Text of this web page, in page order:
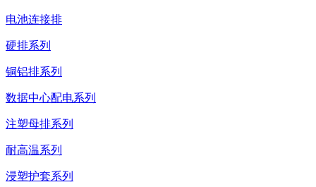
电池连接排
硬排系列
铜铝排系列
数据中心配电系列
注塑母排系列
耐高温系列
浸塑护套系列